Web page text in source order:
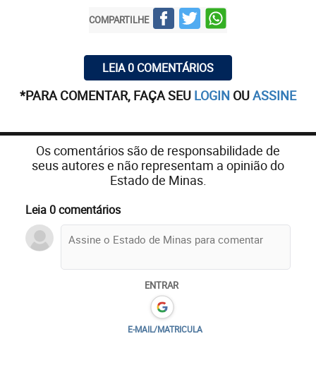
COMPARTILHE
LEIA 0 COMENTÁRIOS
*PARA COMENTAR, FAÇA SEU LOGIN OUASSINE
Os comentários são de responsabilidade de
seus autores e não representam a opinião do
Estado de Minas.
Leia 0 comentários
ENTRAR
E-MAIL/MATRICULA